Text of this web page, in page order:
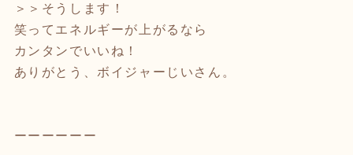
＞＞そうします！
笑ってエネルギーが上がるなら
カンタンでいいね！
ありがとう、ボイジャーじいさん。
ーーーーーー